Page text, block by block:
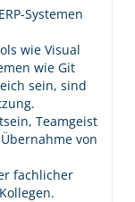
Systemen
wie Visual
wie Git
sein, sind
Teamgeist
von
fachlicher